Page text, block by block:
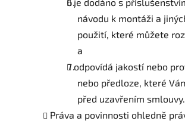
návodu k montáži a
použití, které můžete
a
odpovídá jakostí nebo
nebo předloze, které
před uzavřením smlouvy.
Práva a povinnosti ohledně